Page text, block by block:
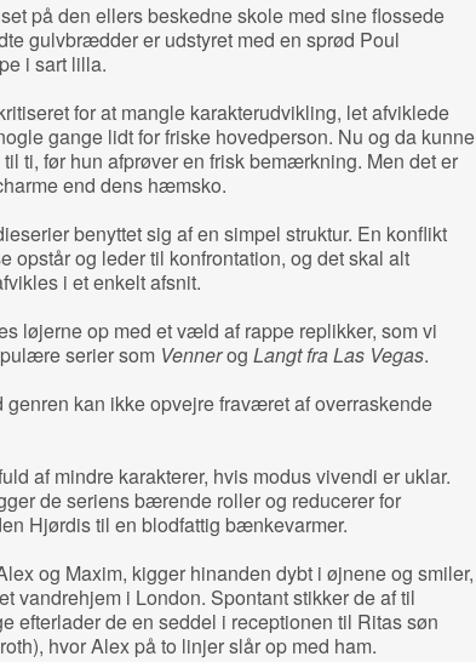
på den ellers beskedne skole med sine flossede
gulvbrædder er udstyret med en sprød Poul
i sart lilla.
for at mangle karakterudvikling, let afviklede
gange lidt for friske hovedperson. Nu og da kunne
ti, før hun afprøver en frisk bemærkning. Men det er
end dens hæmsko.
benyttet sig af en simpel struktur. En konflikt
opstår og leder til konfrontation, og det skal alt
i et enkelt afsnit.
løjerne op med et væld af rappe replikker, som vi
serier somVennerog Langt fra Las Vegas.
genren kan ikke opvejre fraværet af overraskende
af mindre karakterer, hvis modus vivendi er uklar.
de seriens bærende roller og reducerer for
Hjørdis til en blodfattig bænkevarmer.
og Maxim, kigger hinanden dybt i øjnene og smiler,
vandrehjem i London. Spontant stikker de af til
efterlader de en seddel i receptionen til Ritas søn
hvor Alex på to linjer slår op med ham.